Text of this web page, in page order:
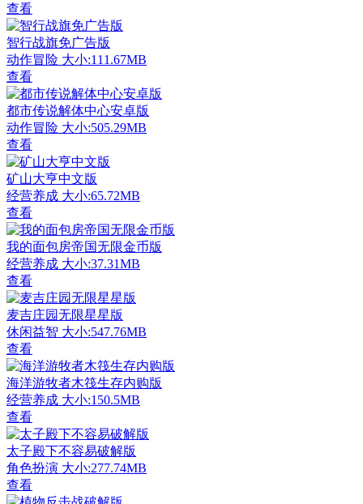
查看
智行战旗免广告版
动作冒险 大小:111.67MB
查看
都市传说解体中心安卓版
动作冒险 大小:505.29MB
查看
矿山大亨中文版
经营养成 大小:65.72MB
查看
我的面包房帝国无限金币版
经营养成 大小:37.31MB
查看
麦吉庄园无限星星版
休闲益智 大小:547.76MB
查看
海洋游牧者木筏生存内购版
经营养成 大小:150.5MB
查看
太子殿下不容易破解版
角色扮演 大小:277.74MB
查看